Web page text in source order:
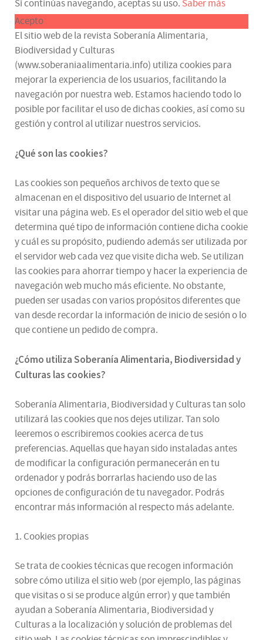
Si continúas navegando, aceptas su uso. Saber más
Acepto
El sitio web de la revista Soberanía Alimentaria,
Biodiversidad y Culturas
(www.soberaniaalimentaria.info) utiliza cookies para
mejorar la experiencia de los usuarios, facilitando la
navegación por nuestra web. Estamos haciendo todo lo
posible por facilitar el uso de dichas cookies, así como su
gestión y control al utilizar nuestros servicios.
¿Qué son las cookies?
Las cookies son pequeños archivos de texto que se
almacenan en el dispositivo del usuario de Internet al
visitar una página web. Es el operador del sitio web el que
determina qué tipo de información contiene dicha cookie
y cuál es su propósito, pudiendo además ser utilizada por
el servidor web cada vez que visite dicha web. Se utilizan
las cookies para ahorrar tiempo y hacer la experiencia de
navegación web mucho más eficiente. No obstante,
pueden ser usadas con varios propósitos diferentes que
van desde recordar la información de inicio de sesión o lo
que contiene un pedido de compra.
¿Cómo utilizaSoberanía Alimentaria, Biodiversidad y
Culturas las cookies?
Soberanía Alimentaria, Biodiversidad y Culturas tan solo
utilizará las cookies que nos dejes utilizar. Tan solo
leeremos o escribiremos cookies acerca de tus
preferencias. Aquellas que hayan sido instaladas antes
de modificar la configuración permanecerán en tu
ordenador y podrás borrarlas haciendo uso de las
opciones de configuración de tu navegador. Podrás
encontrar más información al respecto más adelante.
1. Cookies propias
Se trata de cookies técnicas que recogen información
sobre cómo utiliza el sitio web (por ejemplo, las páginas
que visitas o si se produce algún error) y que también
ayudan a Soberanía Alimentaria, Biodiversidad y
Culturas a la localización y solución de problemas del